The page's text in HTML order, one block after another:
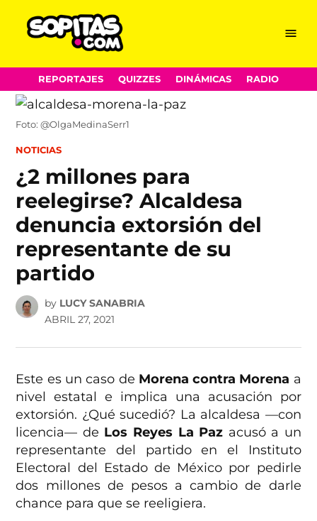
Skip
to
content
Menu
REPORTAJES QUIZZES DINÁMICAS RADIO
Foto: @OlgaMedinaSerr1
POSTED
NOTICIAS
¿2 millones para
reelegirse? Alcaldesa
denuncia extorsión del
representante de su
partido
by LUCY SANABRIA
ABRIL 27, 2021
Este es un caso de Morena contra Morena a
nivel estatal e implica una acusación por
extorsión. ¿Qué sucedió? La alcaldesa —con
licencia— de Los Reyes La Paz acusó a un
representante del partido en el Instituto
Electoral del Estado de México por pedirle
dos millones de pesos a cambio de darle
chance para que se reeligiera.